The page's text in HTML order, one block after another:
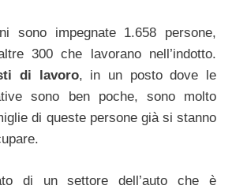
sono impegnate 1.658 persone,
300 che lavorano nell’indotto.
di lavoro, in un posto dove le
sono ben poche, sono molto
di queste persone già si stanno
di un settore dell’auto che è